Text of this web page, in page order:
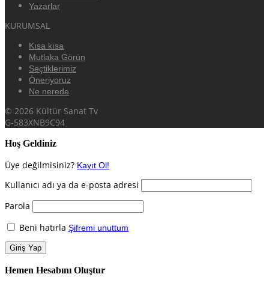
Yazarlar
KURUMSAL
Kısa kısa
Mutlaka Görün
Seçtiklerimiz
Öneriyoruz
Ne nerede
© 2026 Kültür Sanat Tv
G-583XNB9C94
Hoş Geldiniz
Üye değilmisiniz? Kayıt Ol!
Kullanıcı adı ya da e-posta adresi
Parola
Beni hatırla Şifremi unuttum
Hemen Hesabını Oluştur